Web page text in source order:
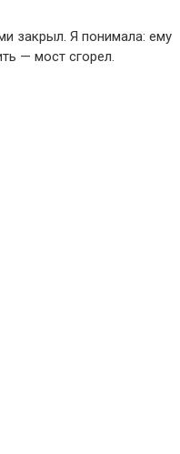
закрыл. Я понимала: ему
— мост сгорел.